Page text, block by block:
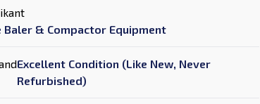
Baler & Compactor Equipment
Excellent Condition (Like New, Never
Refurbished)